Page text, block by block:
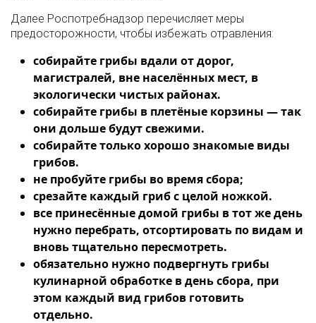
Далее Роспотребнадзор перечисляет меры
предосторожности, чтобы избежать отравления:
собирайте грибы вдали от дорог,
магистралей, вне населённых мест, в
экологически чистых районах.
собирайте грибы в плетёные корзины — так
они дольше будут свежими.
собирайте только хорошо знакомые виды
грибов.
не пробуйте грибы во время сбора;
срезайте каждый гриб с целой ножкой.
все принесённые домой грибы в тот же день
нужно перебрать, отсортировать по видам и
вновь тщательно пересмотреть.
обязательно нужно подвергнуть грибы
кулинарной обработке в день сбора, при
этом каждый вид грибов готовить
отдельно.